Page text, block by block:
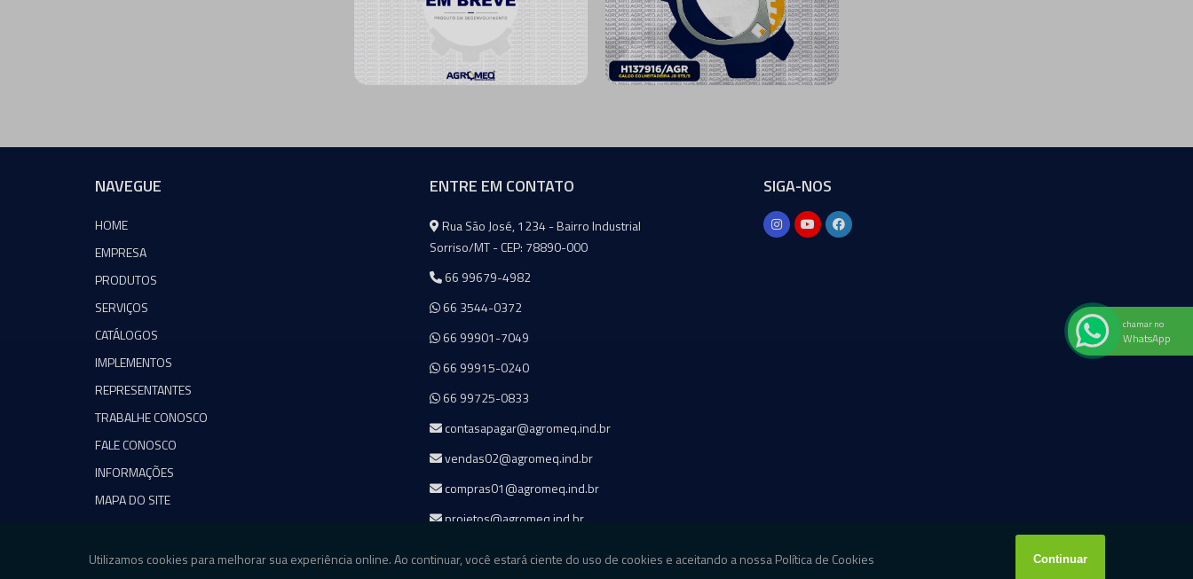
NAVEGUE
HOME
EMPRESA
PRODUTOS
SERVIÇOS
CATÁLOGOS
IMPLEMENTOS
REPRESENTANTES
TRABALHE CONOSCO
FALE CONOSCO
INFORMAÇÕES
MAPA DO SITE
ENTRE EM CONTATO
Agromeq
Rua São José, 1234 - Bairro Industrial
Sorriso/MT - CEP: 78890-000
66 99679-4982
66 3544-0372
66 99901-7049
66 99915-0240
66 99725-0833
contasapagar@agromeq.ind.br
vendas02@agromeq.ind.br
compras01@agromeq.ind.br
projetos@agromeq.ind.br
SIGA-NOS
chamar no
WhatsApp